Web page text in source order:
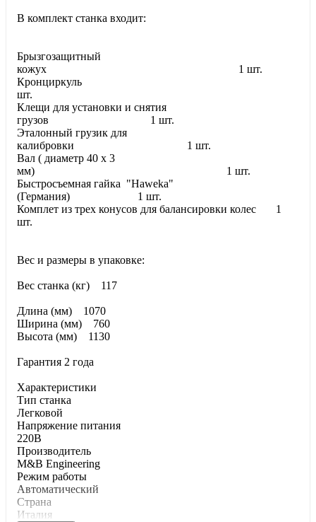
В комплект станка входит:
Брызгозащитный
кожух 1 шт.
Кронциркуль
шт.
Клещи для установки и снятия
грузов 1 шт.
Эталонный грузик для
калибровки 1 шт.
Вал ( диаметр 40 х 3
мм) 1 шт.
Быстросъемная гайка "Haweka"
(Германия) 1 шт.
Комплет из трех конусов для балансировки колес 1
шт.
Вес и размеры в упаковке:
Вес станка (кг) 117
Длина (мм) 1070
Ширина (мм) 760
Высота (мм) 1130
Гарантия 2 года
Характеристики
Тип станка
Легковой
Напряжение питания
220В
Производитель
M&B Engineering
Режим работы
Автоматический
Страна
Италия